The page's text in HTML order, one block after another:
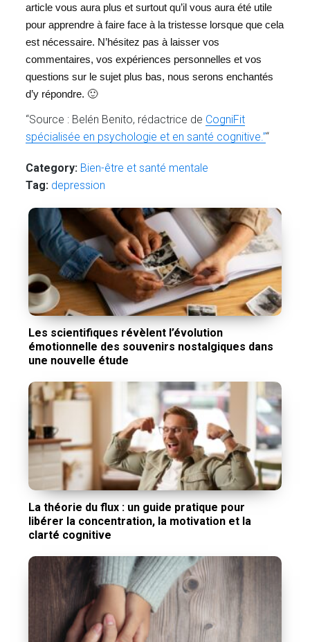
article vous aura plus et surtout qu’il vous aura été utile
pour apprendre à faire face à la tristesse lorsque que cela
est nécessaire. N’hésitez pas à laisser vos
commentaires, vos expériences personnelles et vos
questions sur le sujet plus bas, nous serons enchantés
d’y répondre. 🙂
“Source : Belén Benito, rédactrice de CogniFit
spécialisée en psychologie et en santé cognitive.”“
Category: Bien-être et santé mentale
Tag: depression
Les scientifiques révèlent l’évolution
émotionnelle des souvenirs nostalgiques dans
une nouvelle étude
La théorie du flux : un guide pratique pour
libérer la concentration, la motivation et la
clarté cognitive